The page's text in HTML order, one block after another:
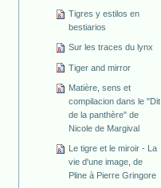
Tigres y estilos en
bestiarios
Sur les traces du lynx
Tiger and mirror
Matière, sens et
compilacion dans le "Dit
de la panthère" de
Nicole de Margival
Le tigre et le miroir - La
vie d'une image, de
Pline à Pierre Gringore